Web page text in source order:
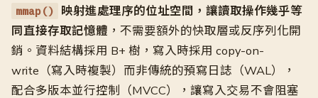
mmap()
映射進處理序的位址空間，讓讀取操作幾乎等
同直接存取記憶體 ，不需要額外的快取層或反序列化開
銷。資料結構採用 B+ 樹，寫入時採用 copy-on-
write（寫入時複製）而非傳統的預寫日誌（WAL），
配合多版本並行控制（MVCC），讓寫入交易不會阻塞